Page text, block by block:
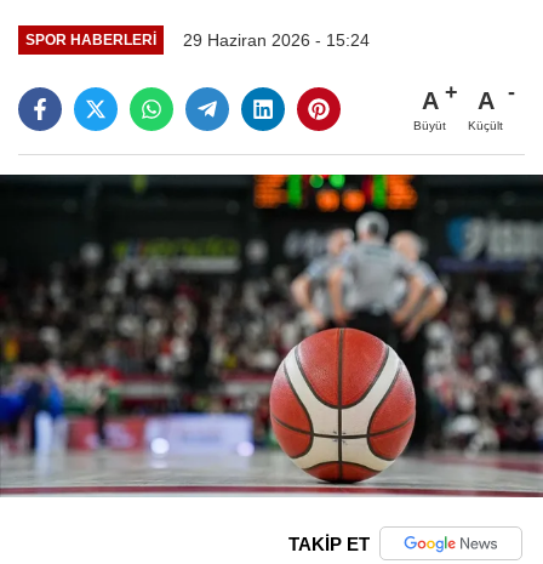
SPOR HABERLERI 29 Haziran 2026 - 15:24
A
Büyüt
A
Küçült
TAKİP ET